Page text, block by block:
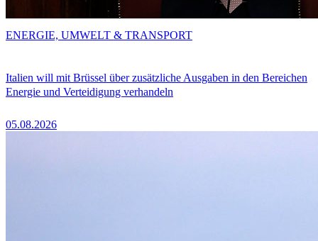
Italien will mit Brüssel über zusätzliche Ausgaben in den Bereichen
Energie und Verteidigung verhandeln
05.08.2026
ENERGIE, UMWELT & TRANSPORT